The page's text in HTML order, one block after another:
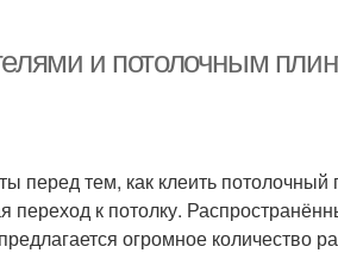
и потолочным
тем, как клеить потолочный
переход к потолку.
огромное количество